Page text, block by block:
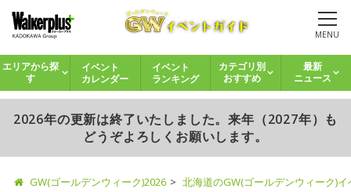
MENU
エリアから探
す
イベント
カレンダー
イベント
ランキング
カテゴリ別
おすすめ
最新
ニュース
2026年の更新は終了いたしました。来年（2027年）も
どうぞよろしくお願いします。
GW(ゴールデンウィーク)2026 北海道のGW(ゴールデンウィーク)